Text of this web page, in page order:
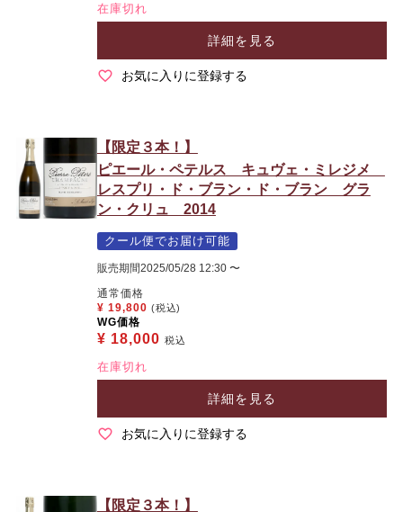
在庫切れ
詳細を見る
お気に入りに登録する
【限定３本！】
ピエール・ペテルス キュヴェ・ミレジメ
レスプリ・ド・ブラン・ド・ブラン グラ
ン・クリュ 2014
クール便でお届け可能
販売期間2025/05/28 12:30 〜
通常価格
¥ 19,800 (税込)
WG価格
¥ 18,000 税込
在庫切れ
詳細を見る
お気に入りに登録する
【限定３本！】